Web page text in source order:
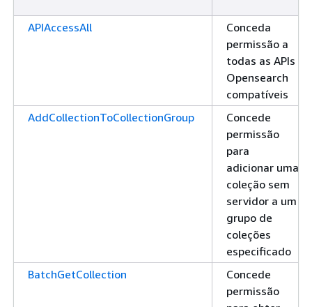
APIAccessAll
Conceda
permissão a
todas as APIs
Opensearch
compatíveis
AddCollectionToCollectionGroup
Concede
permissão
para
adicionar uma
coleção sem
servidor a um
grupo de
coleções
especificado
BatchGetCollection
Concede
permissão